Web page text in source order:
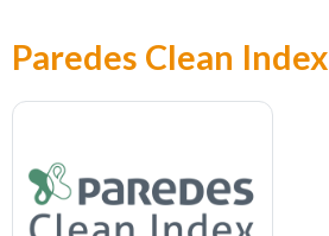
Paredes Clean Index